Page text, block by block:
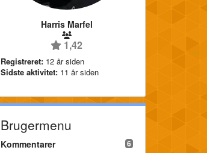
Harris Marfel
1,42
Registreret: 12 år siden
Sidste aktivitet: 11 år siden
Brugermenu
6
Kommentarer